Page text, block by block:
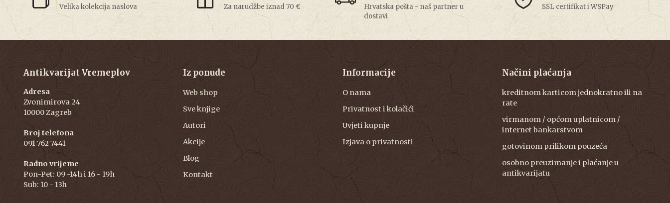
Velika kolekcija naslova Za narudžbe iznad 70 €
Hrvatska pošta - naš partner u
dostavi
SSL certifikat i WSPay
Antikvarijat Vremeplov
Adresa
Zvonimirova 24
10000 Zagreb
Broj telefona
091 762 7441
Radno vrijeme
Pon-Pet: 09 -14h i 16 - 19h
Sub: 10 - 13h
Iz ponude
Web shop
Sve knjige
Autori
Akcije
Blog
Kontakt
Informacije
O nama
Privatnost i kolačići
Uvjeti kupnje
Izjava o privatnosti
Načini plaćanja
kreditnom karticom jednokratno ili na
rate
virmanom / općom uplatnicom /
internet bankarstvom
gotovinom prilikom pouzeća
osobno preuzimanje i plaćanje u
antikvarijatu